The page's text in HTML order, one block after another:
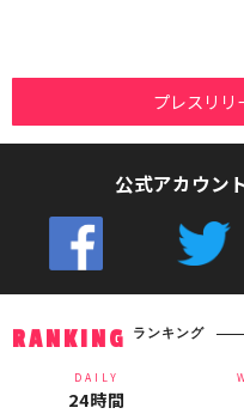
プレスリリ
公式アカウン
RANKING ランキング
DAILY
24時間